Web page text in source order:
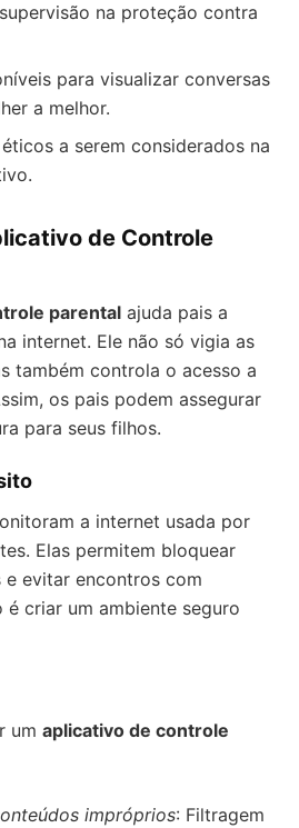
na proteção contra
para visualizar conversas
a melhor.
a serem considerados na
de Controle
parental ajuda pais a
internet. Ele não só vigia as
também controla o acesso a
os pais podem assegurar
para seus filhos.
a internet usada por
Elas permitem bloquear
evitar encontros com
criar um ambiente seguro
um aplicativo de controle
impróprios: Filtragem